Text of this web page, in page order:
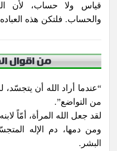
قياس ولا حساب، لأن
والحساب. فلتكن هذه
“عندما أراد الله أن يتجسّد،
من التواضع”.
لقد جعل الله المرأة، أمّاً
ومن دمها، دم الإله
البشر.